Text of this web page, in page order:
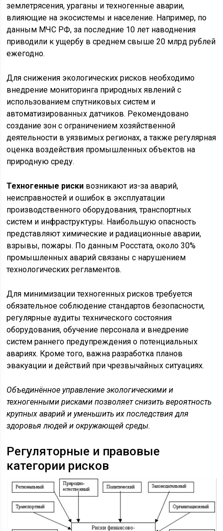
землетрясения, ураганы и техногенные аварии,
влияющие на экосистемы и население. Например, по
данным МЧС РФ, за последние 10 лет наводнения
приводили к ущербу в среднем свыше 20 млрд рублей
ежегодно.
Для снижения экологических рисков необходимо
внедрение мониторинга природных явлений с
использованием спутниковых систем и
автоматизированных датчиков. Рекомендовано
создание зон с ограничением хозяйственной
деятельности в уязвимых регионах, а также регулярная
оценка воздействия промышленных объектов на
природную среду.
Техногенные риски возникают из-за аварий,
неисправностей и ошибок в эксплуатации
производственного оборудования, транспортных
систем и инфраструктуры. Наибольшую опасность
представляют химические и радиационные аварии,
взрывы, пожары. По данным Росстата, около 30%
промышленных аварий связаны с нарушением
технологических регламентов.
Для минимизации техногенных рисков требуется
обязательное соблюдение стандартов безопасности,
регулярные аудиты технического состояния
оборудования, обучение персонала и внедрение
систем раннего предупреждения о потенциальных
авариях. Кроме того, важна разработка планов
эвакуации и действий при чрезвычайных ситуациях.
Объединённое управление экологическими и
техногенными рисками позволяет снизить вероятность
крупных аварий и уменьшить их последствия для
здоровья людей и окружающей среды.
Регуляторные и правовые
категории рисков